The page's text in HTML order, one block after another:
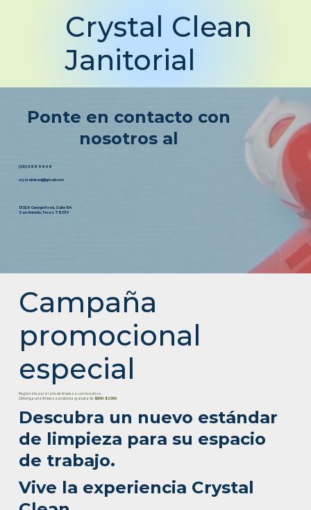
Ponte en contacto con
nosotros al
13526 George Road, Suite 104
San Antonio, Texas 78230
(210) 388 9998
crystalcleanj@gmail.com
Campaña
promocional
especial
Regístrate para 1 año de limpieza con nosotros.
Obtenga una limpieza profunda gratuita de $600-$2000.
Descubra un nuevo estándar
de limpieza para su espacio
de trabajo.
Vive la experiencia Crystal
Crystal Clean
Janitorial